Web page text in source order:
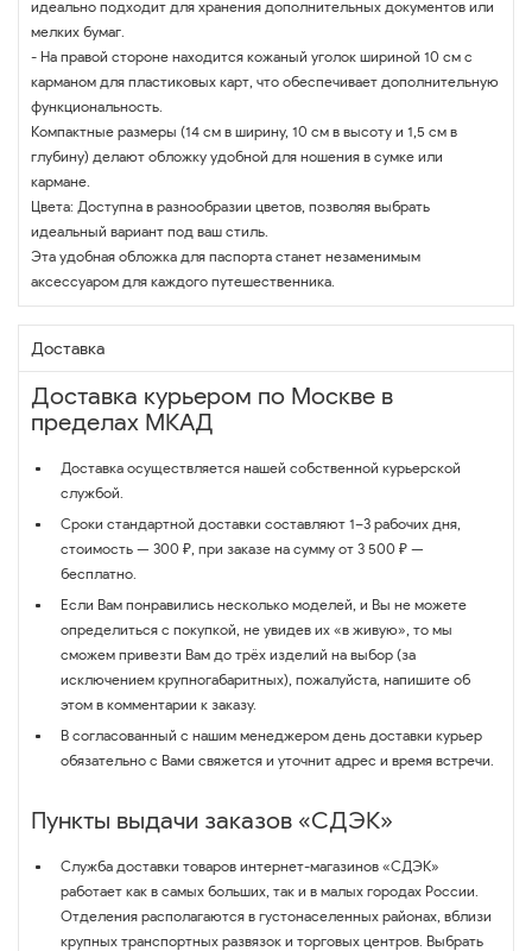
идеально подходит для хранения дополнительных документов или
мелких бумаг.
- На правой стороне находится кожаный уголок шириной 10 см с
карманом для пластиковых карт, что обеспечивает дополнительную
функциональность.
Компактные размеры (14 см в ширину, 10 см в высоту и 1,5 см в
глубину) делают обложку удобной для ношения в сумке или
кармане.
Цвета: Доступна в разнообразии цветов, позволяя выбрать
идеальный вариант под ваш стиль.
Эта удобная обложка для паспорта станет незаменимым
аксессуаром для каждого путешественника.
Доставка
Доставка курьером по Москве в
пределах МКАД
Доставка осуществляется нашей собственной курьерской
службой.
Сроки стандартной доставки составляют 1–3 рабочих дня,
стоимость — 300 ₽, при заказе на сумму от 3 500 ₽ —
бесплатно.
Если Вам понравились несколько моделей, и Вы не можете
определиться с покупкой, не увидев их «в живую», то мы
сможем привезти Вам до трёх изделий на выбор (за
исключением крупногабаритных), пожалуйста, напишите об
этом в комментарии к заказу.
В согласованный с нашим менеджером день доставки курьер
обязательно с Вами свяжется и уточнит адрес и время встречи.
Пункты выдачи заказов «СДЭК»
Служба доставки товаров интернет-магазинов «СДЭК»
работает как в самых больших, так и в малых городах России.
Отделения располагаются в густонаселенных районах, вблизи
крупных транспортных развязок и торговых центров. Выбрать